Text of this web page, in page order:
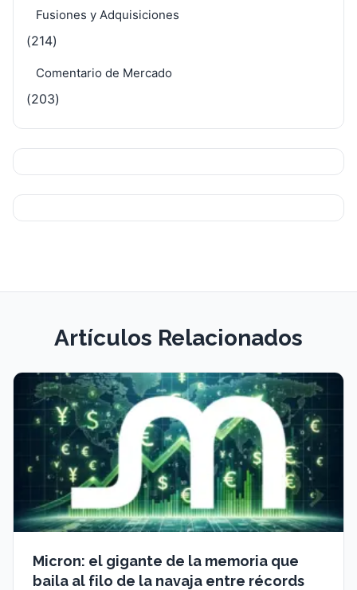
Fusiones y Adquisiciones
(214)
Comentario de Mercado
(203)
Artículos Relacionados
Micron: el gigante de la memoria que
baila al filo de la navaja entre récords